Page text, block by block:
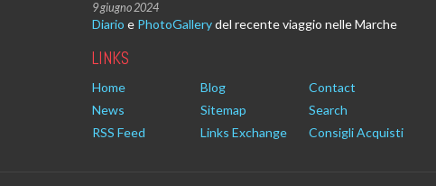
9 giugno 2024
Diario e PhotoGallerydel recente viaggio nelle Marche
LINKS
Home Blog
Contact
News
Sitemap
Search
RSS Feed
Links Exchange Consigli Acquisti